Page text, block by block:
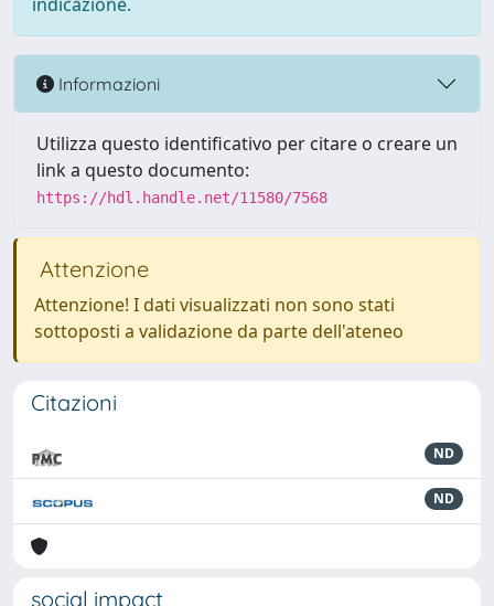
Informazioni
Utilizza questo identificativo per citare o creare un
link a questo documento:
https://hdl.handle.net/11580/7568
Attenzione
Attenzione! I dati visualizzati non sono stati
sottoposti a validazione da parte dell'ateneo
Citazioni
ND
ND
social impact